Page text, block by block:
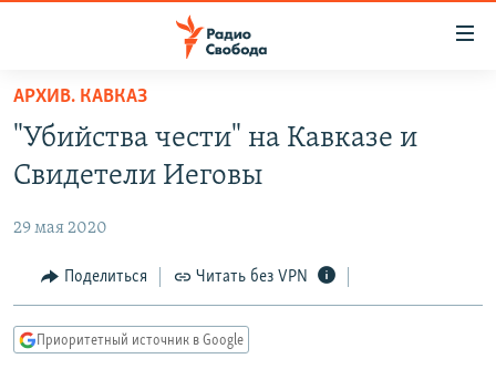
упрощенного
доступа
Вернуться
основному
Вернутся
главной
навигации
ПРОГРАММЫ
ЦИТАТЫ СВОБОДЫ
МНЕНИЯ
IDEL.РЕАЛИИ
АРХИВ. КАВКАЗ
"Убийства чести" на Кавказе и
Свидетели Иеговы
29 мая 2020
Поделиться Читать без VPN
Приоритетный источник в Google